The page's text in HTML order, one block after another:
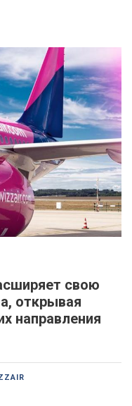
свою
открывая
направления